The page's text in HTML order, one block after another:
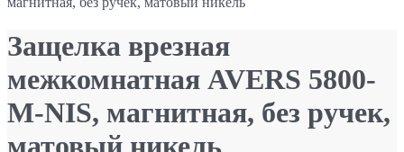
Защелка врезная
межкомнатная AVERS 5800-
М-NIS, магнитная, без ручек,